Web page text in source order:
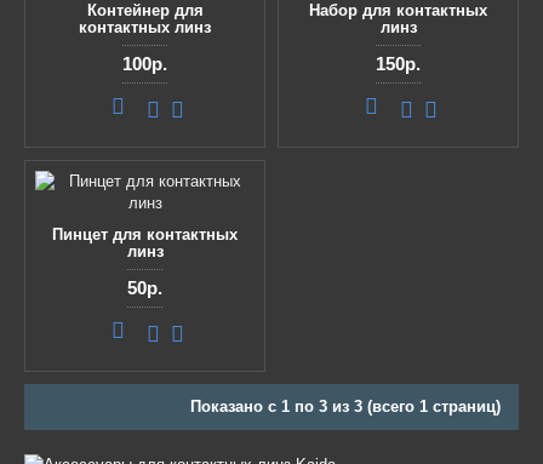
Контейнер для
контактных линз
100р.
Набор для контактных
линз
150р.
Пинцет для контактных
линз
50р.
Показано с 1 по 3 из 3 (всего 1 страниц)